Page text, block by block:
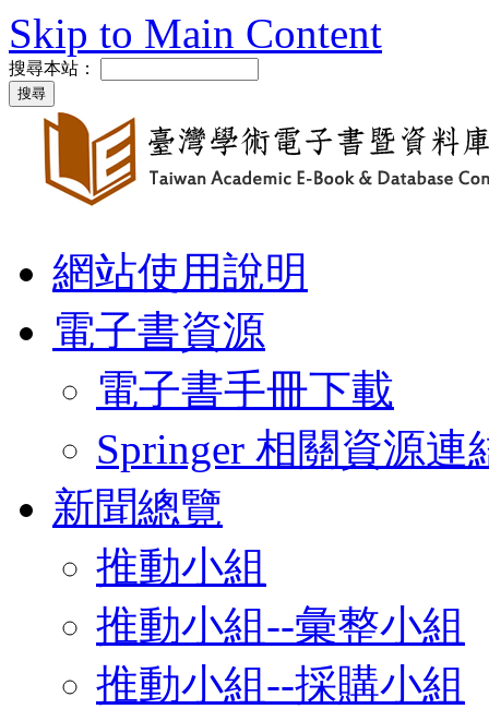
Skip to Main Content
搜尋本站：
網站使用說明
電子書資源
電子書手冊下載
Springer 相關資源連
新聞總覽
推動小組
推動小組--彙整小組
推動小組--採購小組